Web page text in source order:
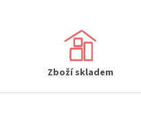
Zboží skladem